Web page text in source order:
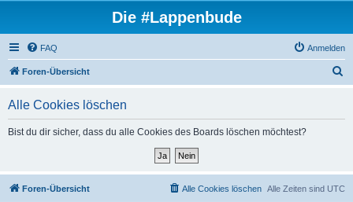
Die #Lappenbude
FAQ Anmelden
Foren-Übersicht
Alle Cookies löschen
Bist du dir sicher, dass du alle Cookies des Boards löschen möchtest?
Foren-Übersicht Alle Zeiten sind UTC
Alle Cookies löschen